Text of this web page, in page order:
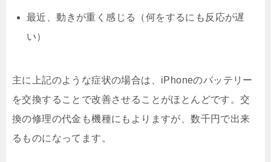
最近、動きが重く感じる（何をするにも反応が遅
い）
主に上記のような症状の場合は、iPhoneのバッテリー
を交換することで改善させることがほとんどです。交
換の修理の代金も機種にもよりますが、数千円で出来
るものになってます。